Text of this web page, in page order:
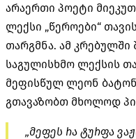
არაერთი პოეტი
ლექსი „წეროები“
თარგმნა. ამ კრებულში
საგულისხმო ლექსის
მეფისწულ ლეონ
გთავაზობთ მხოლოდ
„მეფეს რა ტურფა